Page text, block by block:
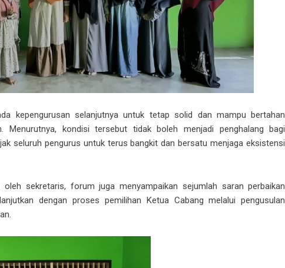
kepengurusan selanjutnya untuk tetap solid dan mampu bertahan
Menurutnya, kondisi tersebut tidak boleh menjadi penghalang bagi
seluruh pengurus untuk terus bangkit dan bersatu menjaga eksistensi
oleh sekretaris, forum juga menyampaikan sejumlah saran perbaikan
dengan proses pemilihan Ketua Cabang melalui pengusulan